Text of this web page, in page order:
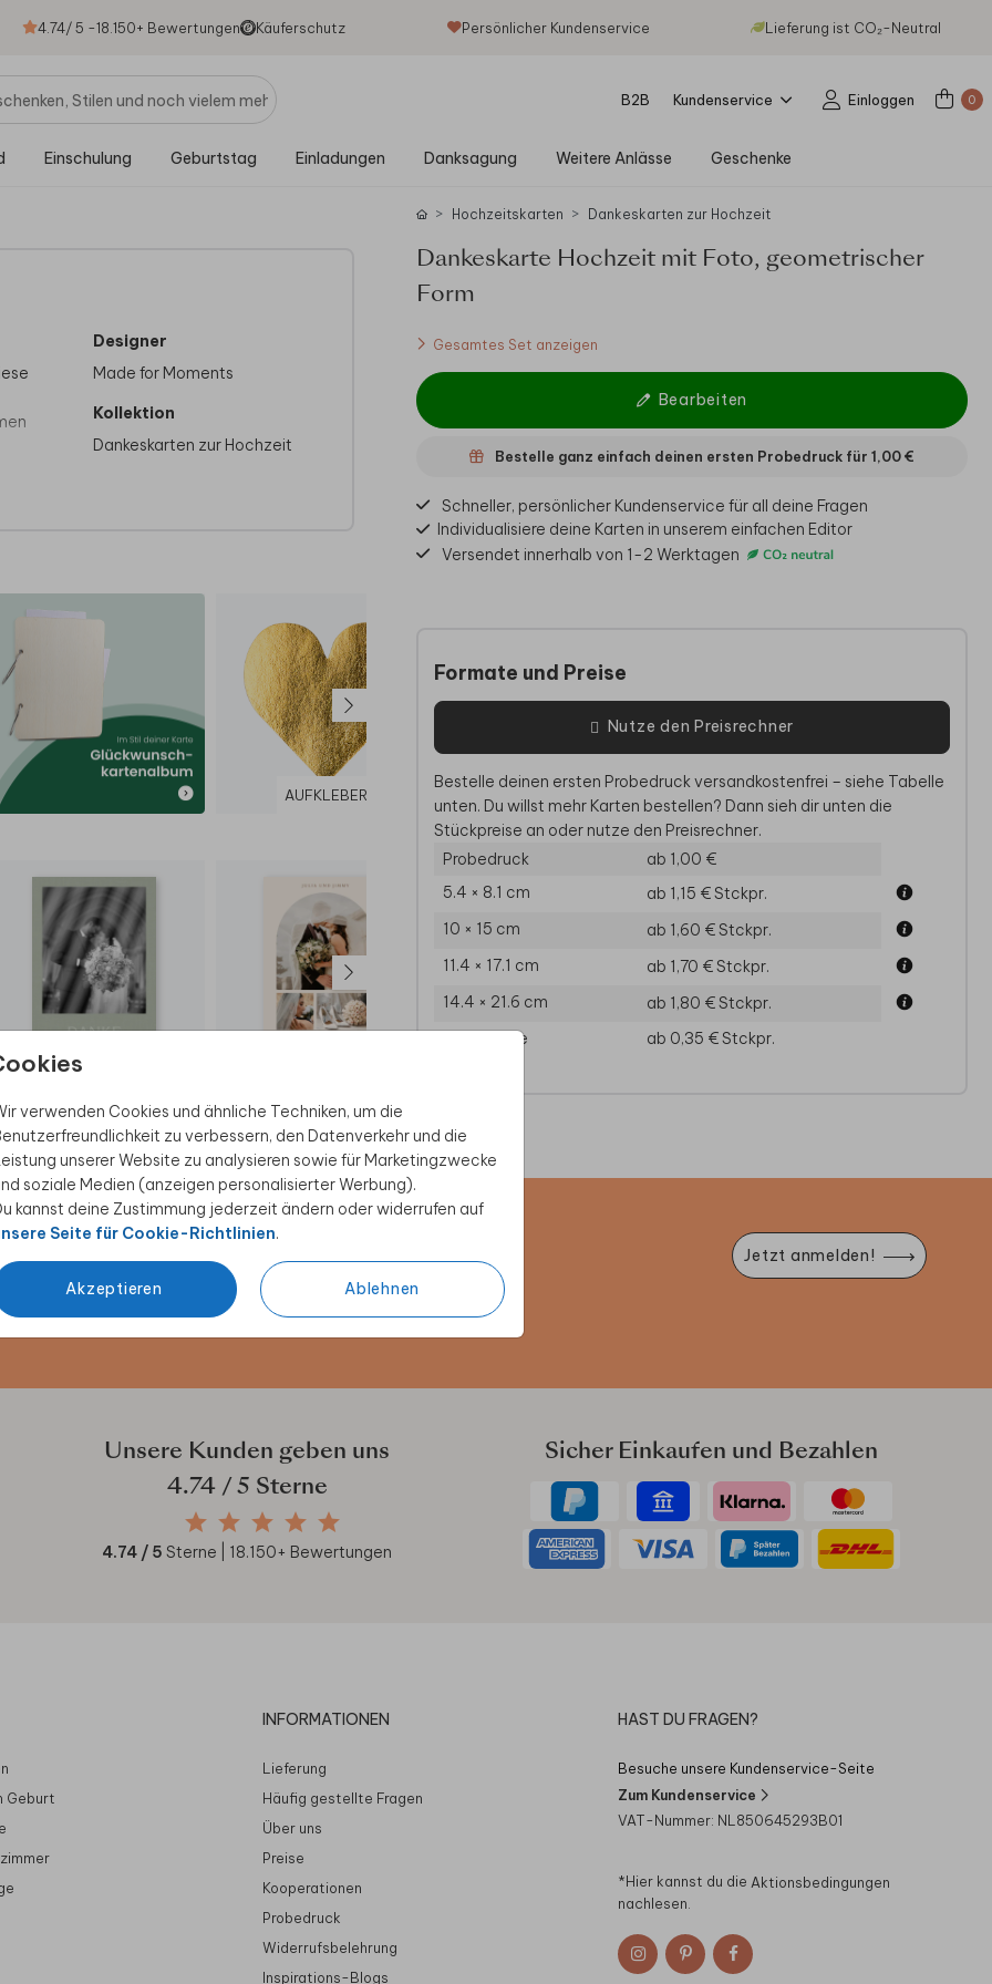
4.74/ 5 -18.150+ Bewertungen Käuferschutz Persönlicher Kundenservice Lieferung ist CO₂-Neutral
B2B Kundenservice Einloggen 0
Einschulung Geburtstag Einladungen Danksagung Weitere Anlässe Geschenke
verwenden Cookies und ähnliche Techniken, um die
zu verbessern, den Datenverkehr und die
unserer Website zu analysieren sowie für Marketingzwecke
soziale Medien (anzeigen personalisierter Werbung).
kannst deine Zustimmung jederzeit ändern oder widerrufen auf
Seite für Cookie-Richtlinien.
Akzeptieren Ablehnen
und
Designer
Made for Moments
Kollektion
Dankeskarten zur Hochzeit
AUFKLEBER
DANKESKARTE HOCHZEIT
Hochzeitskarten Dankeskarten zur Hochzeit
Dankeskarte Hochzeit mit Foto, geometrischer
Form
Gesamtes Set anzeigen
Bearbeiten
Bestelle ganz einfach deinen ersten Probedruck für1,00 €
Schneller, persönlicher Kundenservice für all deine Fragen
Individualisiere deine Karten in unserem einfachen Editor
Versendet innerhalb von 1-2 Werktagen
Formate und Preise
Nutze den Preisrechner
Bestelle deinen ersten Probedruck versandkostenfrei – siehe Tabelle
unten. Du willst mehr Karten bestellen? Dann sieh dir unten die
Stückpreise an oder nutze den Preisrechner.
Probedruck
ab 1,00 €
5.4 × 8.1 cm
ab 1,15 €Stckpr.
10 × 15 cm
ab 1,60 €Stckpr.
11.4 × 17.1 cm
ab 1,70 €Stckpr.
14.4 × 21.6 cm
ab 1,80 €Stckpr.
Umschläge
ab 0,35 €Stckpr.
Rabatt sichern
Angebote, kreative
Als Dankeschön
Jetzt anmelden!
Unsere Kunden geben uns
4.74/ 5 Sterne
4.74 / 5 Sterne | 18.150+ Bewertungen
Sicher Einkaufen und Bezahlen
Geburt
INFORMATIONEN
Lieferung
Häufig gestellte Fragen
Über uns
Preise
Kooperationen
Probedruck
Widerrufsbelehrung
Inspirations-Blogs
HAST DU FRAGEN?
Besuche unsere Kundenservice-Seite
Zum Kundenservice
VAT-Nummer: NL850645293B01
*Hier kannst du die Aktionsbedingungen
nachlesen.